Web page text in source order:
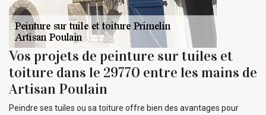
Vos projets de peinture sur tuiles et
toiture dans le 29770 entre les mains de
Artisan Poulain
Peindre ses tuiles ou sa toiture offre bien des avantages pour